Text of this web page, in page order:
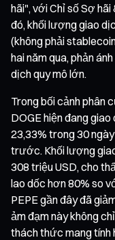
hãi", với Chỉ số Sợ
đó, khối lượng giao
(không phải
hai năm qua, phản
dịch quy mô lớn.
Trong bối cảnh phân
DOGE hiện đang
23,33% trong 30
trước. Khối lượng
308 triệu USD, cho
lao dốc hơn 80% so
PEPE gần đây đã
ảm đạm này không
thách thức mang tính